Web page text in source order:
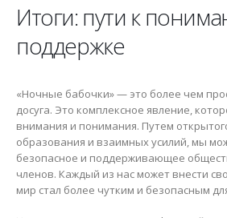
Итоги: пути к
поддержке
«Ночные бабочки» — это более чем
досуга. Это комплексное явление,
внимания и понимания. Путем
образования и взаимных усилий, мы
безопасное и поддерживающее
членов. Каждый из нас может внести
мир стал более чутким и безопасным